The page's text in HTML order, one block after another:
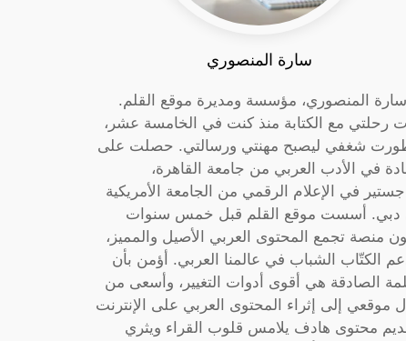
سارة المنصوري
سارة المنصوري، مؤسسة ومديرة موقع القلم.
رحلتي مع الكتابة منذ كنت في الخامسة عشر،
شغفي ليصبح مهنتي ورسالتي. حصلت على
في الأدب العربي من جامعة القاهرة،
في الإعلام الرقمي من الجامعة الأمريكية
دبي. أسست موقع القلم قبل خمس سنوات
منصة تجمع المحتوى العربي الأصيل والمميز،
الكتّاب الشباب في عالمنا العربي. أؤمن بأن
الصادقة هي أقوى أدوات التغيير، وأسعى من
موقعي إلى إثراء المحتوى العربي على الإنترنت
محتوى هادف يلامس قلوب القراء ويثري